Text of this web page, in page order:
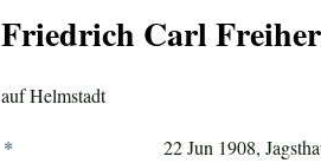
Friedrich Carl
auf Helmstadt
*
22 Jun 1908,